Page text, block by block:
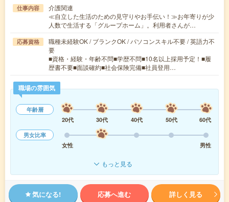
仕事内容
介護関連
≪自立した生活のための見守りやお手伝い！≫お年寄りが少
人数で生活する「グループホーム」。利用者さんが…
応募資格
職種未経験OK / ブランクOK / パソコンスキル不要 / 英語力不
要
■資格・経験・年齢不問■学歴不問■10名以上採用予定！■履
歴書不要■面談確約■社会保険完備■社員登用…
職場の雰囲気
年齢層
20代
30代 40代 50代
60代
男女比率
女性
男性
もっと見る
気になる! 応募へ進む 詳しく見る